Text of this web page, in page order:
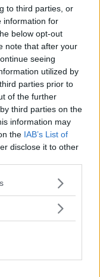
to third parties, or
information for
below opt-out
note that after your
seeing
utilized by
parties prior to
of the further
third parties on the
information may
the IAB’s List of
disclose it to other
or more Google
You may click to
in below Google
inget pris
& HUSVAGN
kan det vara
som en
den Dethleffs